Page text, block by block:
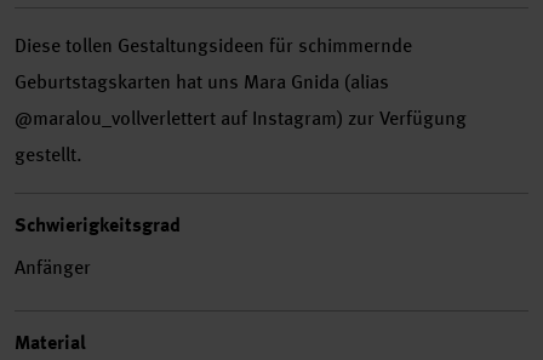
Diese tollen Gestaltungsideen für schimmernde
Geburtstagskarten hat uns Mara Gnida (alias
@maralou_vollverlettert auf Instagram) zur Verfügung
gestellt.
Schwierigkeitsgrad
Anfänger
Material